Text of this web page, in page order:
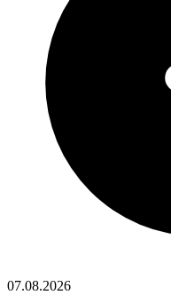
07.08.2026